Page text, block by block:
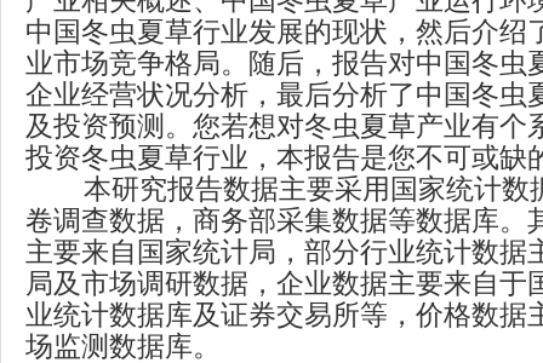
中国冬虫夏草行业发展的现状，然后介绍
业市场竞争格局。随后，报告对中国冬虫
企业经营状况分析，最后分析了中国冬虫
及投资预测。您若想对冬虫夏草产业有个
投资冬虫夏草行业，本报告是您不可或缺
本研究报告数据主要采用国家统计数
卷调查数据，商务部采集数据等数据库。
主要来自国家统计局，部分行业统计数据
局及市场调研数据，企业数据主要来自于
业统计数据库及证券交易所等，价格数据
场监测数据库。